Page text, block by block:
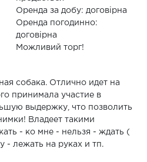
Оренда за добу: договірна
Оренда погодинно:
договірна
Можливий торг!
собака. Отлично идет на
принимала участие в
выдержку, что позволить
Владеет такими
- ко мне - нельзя - ждать (
- лежать на руках и тп.